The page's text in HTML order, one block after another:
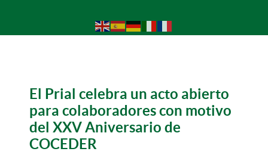
El Prial celebra un acto abierto
para colaboradores con motivo
del XXV Aniversario de
COCEDER